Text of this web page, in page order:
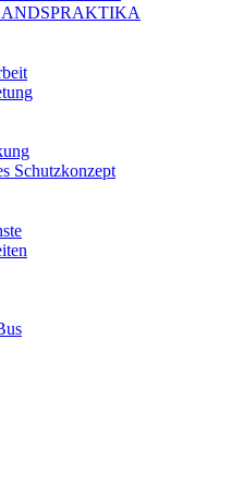
Schutzkonzept